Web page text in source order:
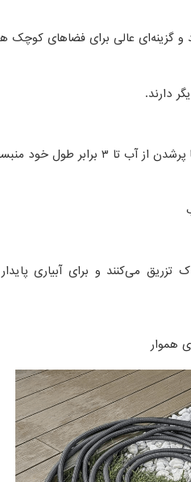
گزینه‌ای عالی برای فضاهای کوچک
دارند.
خود منبسط می‌شوند.
می‌کنند و برای آبیاری
هموار